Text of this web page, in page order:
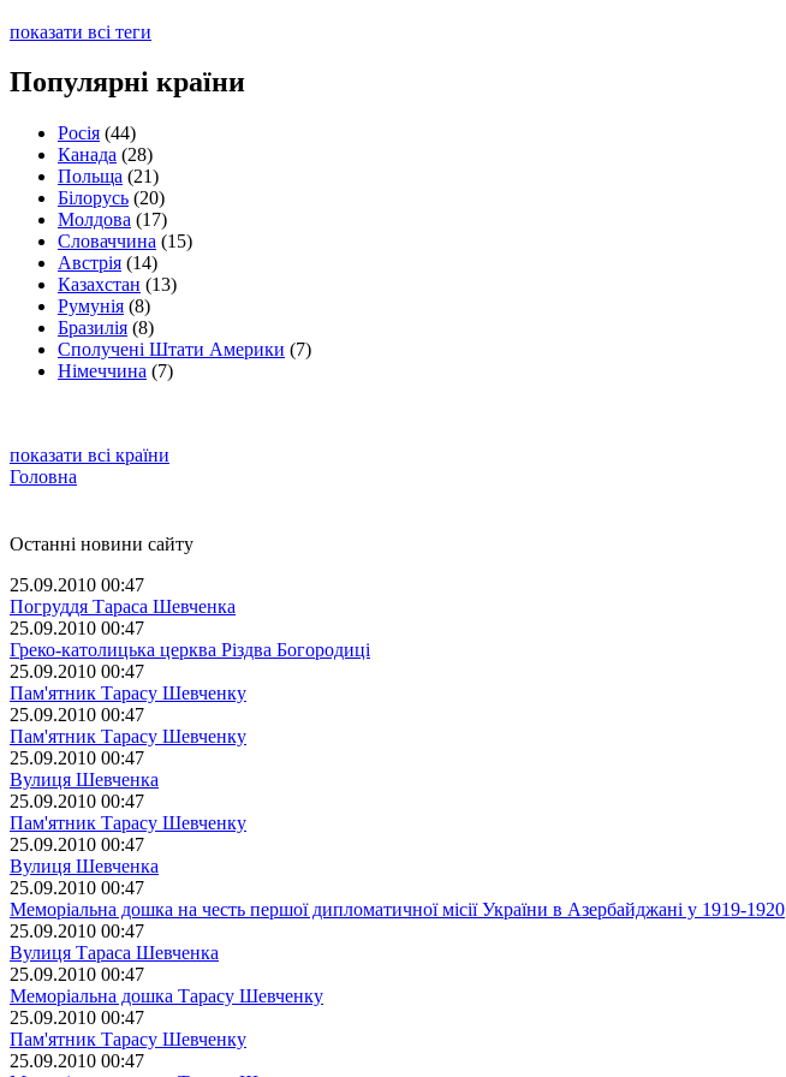
показати всі теги
Популярні країни
Росія (44)
Канада (28)
Польща (21)
Білорусь (20)
Молдова (17)
Словаччина (15)
Австрія (14)
Казахстан (13)
Румунія (8)
Бразилія (8)
Сполучені Штати Америки (7)
Німеччина (7)
показати всі країни
Головна
Останні новини сайту
25.09.2010 00:47
Погруддя Тараса Шевченка
25.09.2010 00:47
Греко-католицька церква Різдва Богородиці
25.09.2010 00:47
Пам'ятник Тарасу Шевченку
25.09.2010 00:47
Пам'ятник Тарасу Шевченку
25.09.2010 00:47
Вулиця Шевченка
25.09.2010 00:47
Пам'ятник Тарасу Шевченку
25.09.2010 00:47
Вулиця Шевченка
25.09.2010 00:47
Меморіальна дошка на честь першої дипломатичної місії України в Азербайджані у 1919-1920
25.09.2010 00:47
Вулиця Тараса Шевченка
25.09.2010 00:47
Меморіальна дошка Тарасу Шевченку
25.09.2010 00:47
Пам'ятник Тарасу Шевченку
25.09.2010 00:47